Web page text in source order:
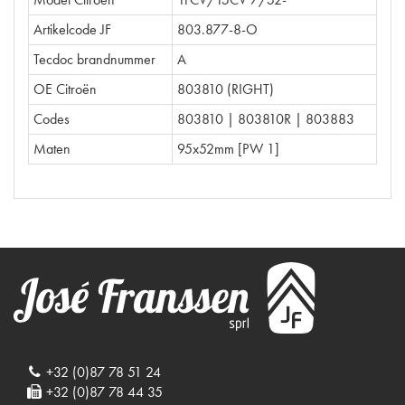
Artikelcode JF
803.877-8-O
Tecdoc brandnummer
A
OE Citroën
803810 (RIGHT)
Codes
803810 | 803810R | 803883
Maten
95x52mm [PW 1]
+32 (0)87 78 51 24
+32 (0)87 78 44 35